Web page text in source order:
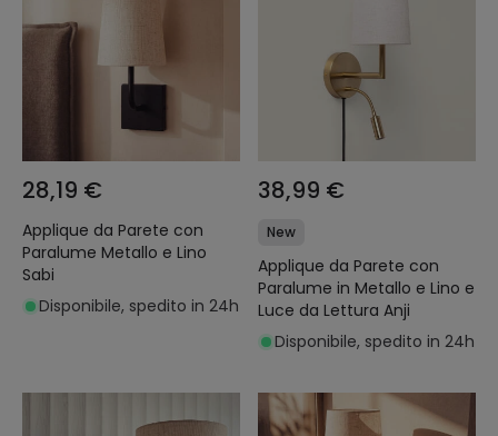
28,19 €
Applique da Parete con
Paralume Metallo e Lino
Sabi
Disponibile, spedito in 24h
38,99 €
New
Applique da Parete con
Paralume in Metallo e Lino e
Luce da Lettura Anji
Disponibile, spedito in 24h